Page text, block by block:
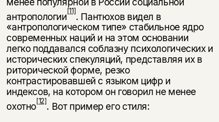
антропологии[11]. Пантюхов видел в
«антропологическом типе» стабильное ядро
современных наций и на этом основании
легко поддавался соблазну психологических и
исторических спе­куляций, представляя их в
риторической форме, резко
контрастировавшей с языком цифр и
индексов, на котором он говорил не менее
охотно[12]. Вот при­мер его стиля: